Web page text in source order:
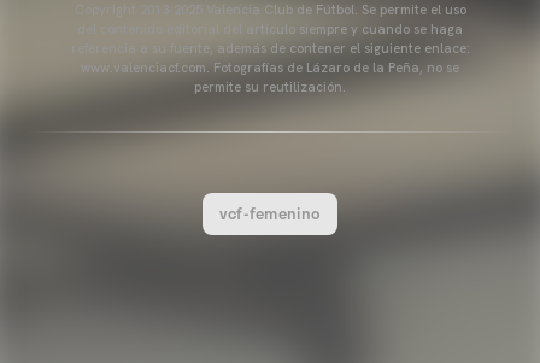
Copyright 2013-2025 Valencia Club de Fútbol. Se permite el uso
del contenido editorial del artículo siempre y cuando se haga
referencia a su fuente, además de contener el siguiente enlace:
www.valenciacf.com. Fotografías de Lázaro de la Peña, no se
permite su reutilización.
vcf-femenino